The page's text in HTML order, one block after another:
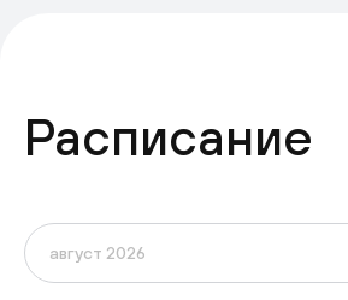
Расписание